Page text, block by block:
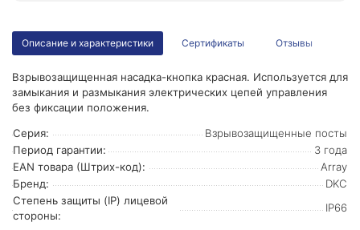
Описание и характеристики Сертификаты Отзывы
Взрывозащищенная насадка-кнопка красная. Используется для
замыкания и размыкания электрических цепей управления
без фиксации положения.
Серия:
Взрывозащищенные посты
Период гарантии:
3 года
EAN товара (Штрих-код):
Array
Бренд:
DKC
Степень защиты (IP) лицевой
стороны:
IP66